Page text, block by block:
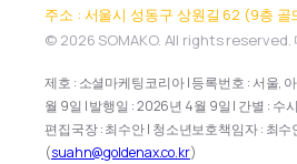
주소 : 서울시 성동구 상원길 62 (9층 골
© 2026 SOMAKO. All rights reserved.
제호 : 소셜마케팅코리아 | 등록번호 : 서울,
월 9일 | 발행일 : 2026년 4월 9일 | 간별 : 수시
편집국장 : 최수안 | 청소년보호책임자 : 최수
(suahn@goldenax.co.kr)